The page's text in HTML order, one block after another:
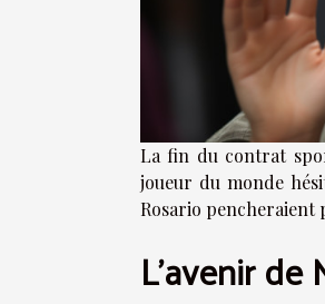
La fin du contrat
joueur du monde
Rosario pencheraient
L’avenir